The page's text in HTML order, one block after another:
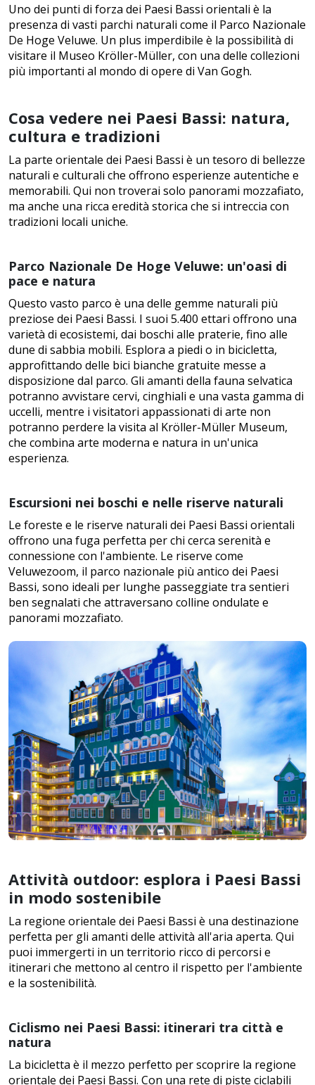
Uno dei punti di forza dei Paesi Bassi orientali è la
presenza di vasti parchi naturali come il Parco Nazionale
De Hoge Veluwe. Un plus imperdibile è la possibilità di
visitare il Museo Kröller-Müller, con una delle collezioni
più importanti al mondo di opere di Van Gogh.
Cosa vedere nei Paesi Bassi: natura,
cultura e tradizioni
La parte orientale dei Paesi Bassi è un tesoro di bellezze
naturali e culturali che offrono esperienze autentiche e
memorabili. Qui non troverai solo panorami mozzafiato,
ma anche una ricca eredità storica che si intreccia con
tradizioni locali uniche.
Parco Nazionale De Hoge Veluwe: un'oasi di
pace e natura
Questo vasto parco è una delle gemme naturali più
preziose dei Paesi Bassi. I suoi 5.400 ettari offrono una
varietà di ecosistemi, dai boschi alle praterie, fino alle
dune di sabbia mobili. Esplora a piedi o in bicicletta,
approfittando delle bici bianche gratuite messe a
disposizione dal parco. Gli amanti della fauna selvatica
potranno avvistare cervi, cinghiali e una vasta gamma di
uccelli, mentre i visitatori appassionati di arte non
potranno perdere la visita al Kröller-Müller Museum,
che combina arte moderna e natura in un'unica
esperienza.
Escursioni nei boschi e nelle riserve naturali
Le foreste e le riserve naturali dei Paesi Bassi orientali
offrono una fuga perfetta per chi cerca serenità e
connessione con l'ambiente. Le riserve come
Veluwezoom, il parco nazionale più antico dei Paesi
Bassi, sono ideali per lunghe passeggiate tra sentieri
ben segnalati che attraversano colline ondulate e
panorami mozzafiato.
Attività outdoor: esplora i Paesi Bassi
in modo sostenibile
La regione orientale dei Paesi Bassi è una destinazione
perfetta per gli amanti delle attività all'aria aperta. Qui
puoi immergerti in un territorio ricco di percorsi e
itinerari che mettono al centro il rispetto per l'ambiente
e la sostenibilità.
Ciclismo nei Paesi Bassi: itinerari tra città e
natura
La bicicletta è il mezzo perfetto per scoprire la regione
orientale dei Paesi Bassi. Con una rete di piste ciclabili